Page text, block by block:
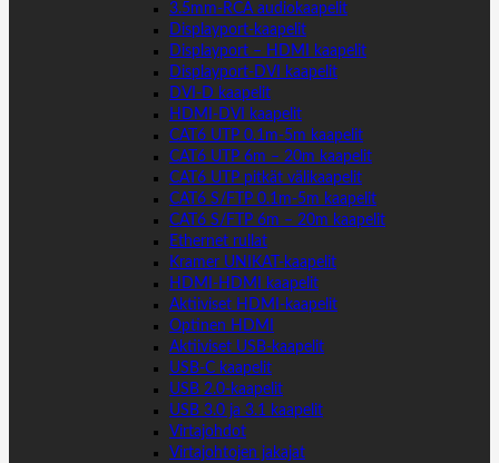
3.5mm-RCA audiokaapelit
Displayport-kaapelit
Displayport – HDMI kaapelit
Displayport-DVI kaapelit
DVI-D kaapelit
HDMI-DVI kaapelit
CAT6 UTP 0.1m-5m kaapelit
CAT6 UTP 6m – 20m kaapelit
CAT6 UTP pitkät välikaapelit
CAT6 S/FTP 0.1m-5m kaapelit
CAT6 S/FTP 6m – 20m kaapelit
Ethernet rullat
Kramer UNIKAT-kaapelit
HDMI-HDMI kaapelit
Aktiiviset HDMI-kaapelit
Optinen HDMI
Aktiiviset USB-kaapelit
USB-C kaapelit
USB 2.0-kaapelit
USB 3.0 ja 3.1 kaapelit
Virtajohdot
Virtajohtojen jakajat